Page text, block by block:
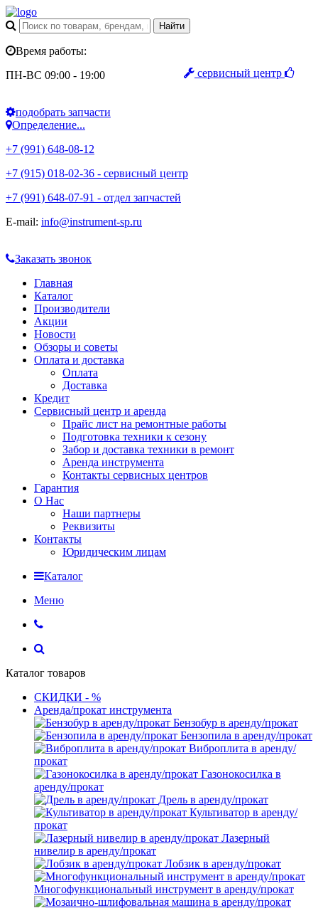
сервисный центр
Время работы:
ПН-ВС 09:00 - 19:00
подобрать запчасти
Определение...
+7 (991) 648-08-12
+7 (915) 018-02-36 - сервисный центр
+7 (991) 648-07-91 - отдел запчастей
E-mail: info@instrument-sp.ru
Заказать звонок
Главная
Каталог
Производители
Акции
Новости
Обзоры и советы
Оплата и доставка
Оплата
Доставка
Кредит
Сервисный центр и аренда
Прайс лист на ремонтные работы
Подготовка техники к сезону
Забор и доставка техники в ремонт
Аренда инструмента
Контакты сервисных центров
Гарантия
О Нас
Наши партнеры
Реквизиты
Контакты
Юридическим лицам
Каталог
Меню
Каталог товаров
СКИДКИ - %
Аренда/прокат инструмента
Бензобур в аренду/прокат
Бензопила в аренду/прокат
Виброплита в аренду/
прокат
Газонокосилка в
аренду/прокат
Дрель в аренду/прокат
Культиватор в аренду/
прокат
Лазерный
нивелир в аренду/прокат
Лобзик в аренду/прокат
Многофункциональный инструмент в аренду/прокат